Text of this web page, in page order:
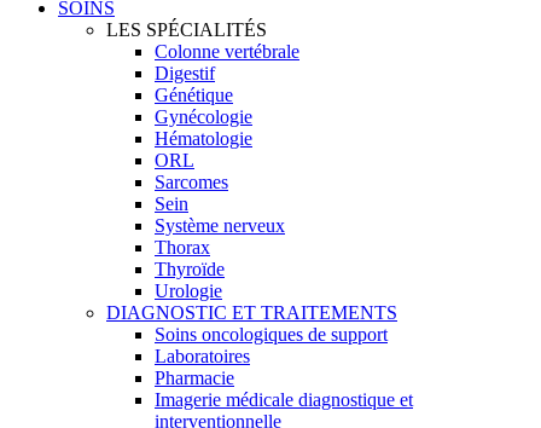
SOINS
LES SPÉCIALITÉS
Colonne vertébrale
Digestif
Génétique
Gynécologie
Hématologie
ORL
Sarcomes
Sein
Système nerveux
Thorax
Thyroïde
Urologie
DIAGNOSTIC ET TRAITEMENTS
Soins oncologiques de support
Laboratoires
Pharmacie
Imagerie médicale diagnostique et
interventionnelle